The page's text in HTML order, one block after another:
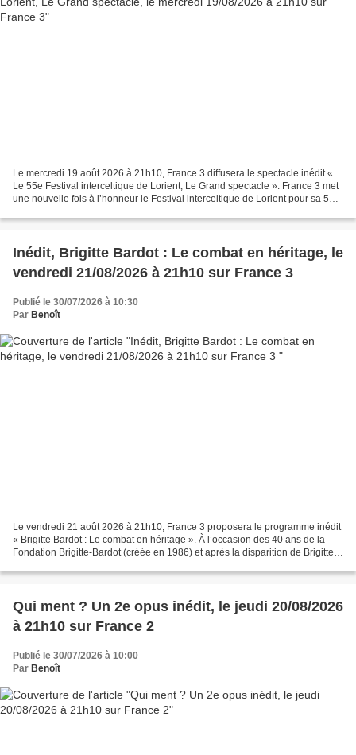
Le mercredi 19 août 2026 à 21h10, France 3 diffusera le spectacle inédit «
Le 55e Festival interceltique de Lorient, Le Grand spectacle ». France 3 met
une nouvelle fois à l’honneur le Festival interceltique de Lorient pour sa 55e
Inédit, Brigitte Bardot : Le combat en héritage, le
vendredi 21/08/2026 à 21h10 sur France 3
Publié le 30/07/2026 à 10:30
Par Benoît
Le vendredi 21 août 2026 à 21h10, France 3 proposera le programme inédit
« Brigitte Bardot : Le combat en héritage ». À l’occasion des 40 ans de la
Fondation Brigitte-Bardot (créée en 1986) et après la disparition de Brigitte
Qui ment ? Un 2e opus inédit, le jeudi 20/08/2026
à 21h10 sur France 2
Publié le 30/07/2026 à 10:00
Par Benoît